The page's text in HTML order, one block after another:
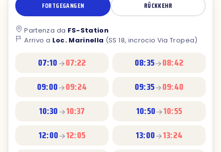
FORTGEGANGEN RÜCKKEHR
Partenza da FS-Station
Arrivo a Loc. Marinella (SS 18, incrocio Via Tropea)
07:10 07:22 08:35
08:42
09:00
09:24 09:35
09:40
10:30
10:37 10:50
10:55
12:00
12:05 13:00
13:24